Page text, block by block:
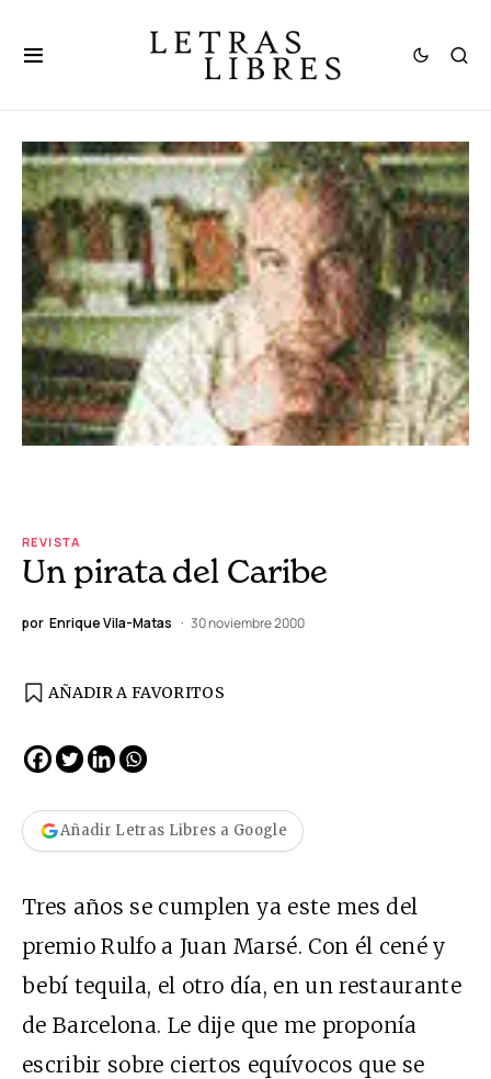
REVISTA
Un pirata del Caribe
por Enrique Vila-Matas 30 noviembre 2000
AÑADIR A FAVORITOS
Añadir Letras Libres a Google
Tres años se cumplen ya este mes del
premio Rulfo a Juan Marsé. Con él cené y
bebí tequila, el otro día, en un restaurante
de Barcelona. Le dije que me proponía
escribir sobre ciertos equívocos que se